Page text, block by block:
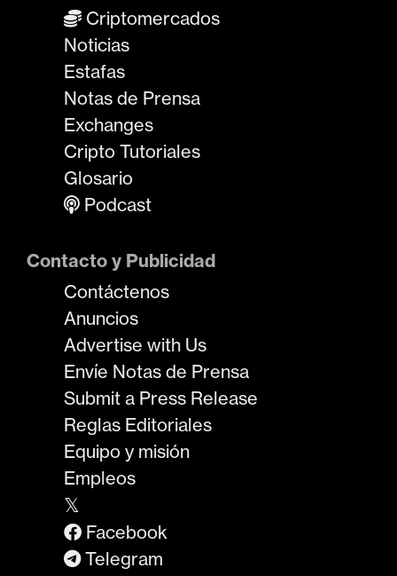
Criptomercados
Noticias
Estafas
Notas de Prensa
Exchanges
Cripto Tutoriales
Glosario
Podcast
Contacto y Publicidad
Contáctenos
Anuncios
Advertise with Us
Envíe Notas de Prensa
Submit a Press Release
Reglas Editoriales
Equipo y misión
Empleos
𝕏
Facebook
Telegram